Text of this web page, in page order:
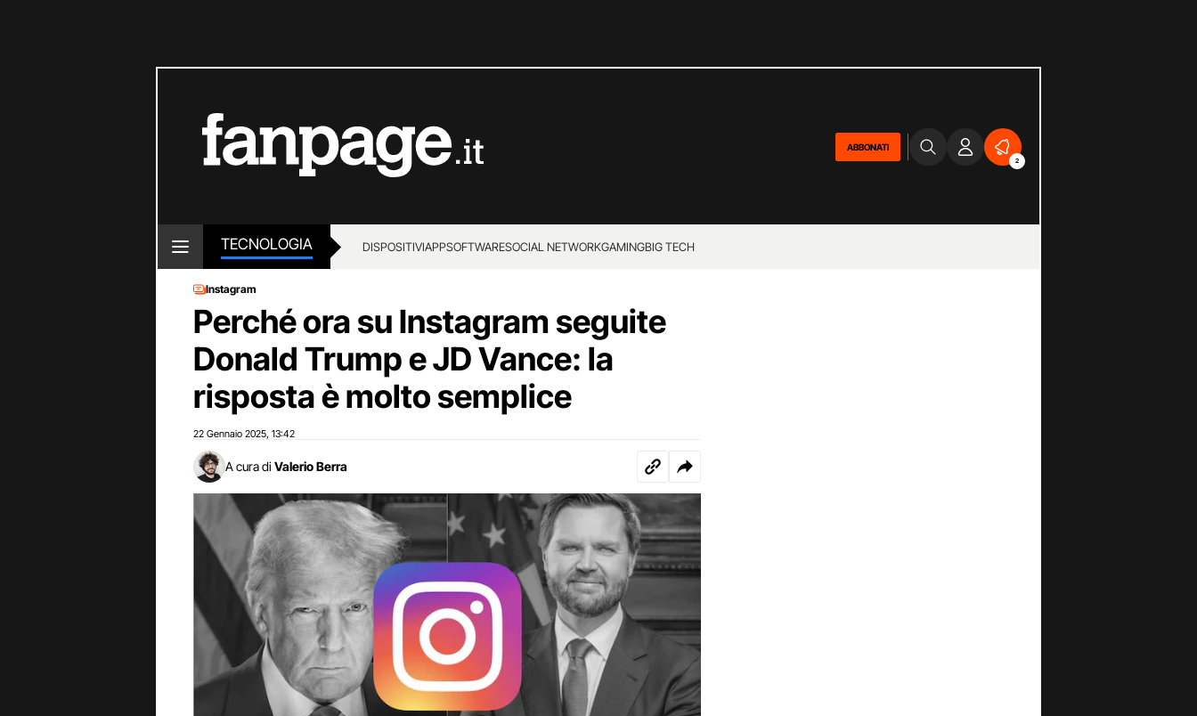
ABBONATI
2
TECNOLOGIA DISPOSITIVIAPPSOFTWARESOCIAL NETWORKGAMINGBIG TECH
Instagram
Perché ora su Instagram seguite
Donald Trump e JD Vance: la
risposta è molto semplice
22 Gennaio 2025 13:42
A cura di Valerio Berra